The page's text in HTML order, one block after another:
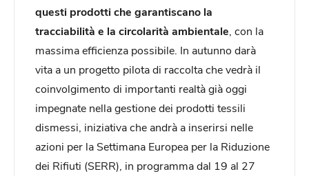
questi prodotti che garantiscano la
tracciabilità e la circolarità ambientale , con la
massima efficienza possibile. In autunno darà
vita a un progetto pilota di raccolta che vedrà il
coinvolgimento di importanti realtà già oggi
impegnate nella gestione dei prodotti tessili
dismessi, iniziativa che andrà a inserirsi nelle
azioni per la Settimana Europea per la Riduzione
dei Rifiuti (SERR), in programma dal 19 al 27